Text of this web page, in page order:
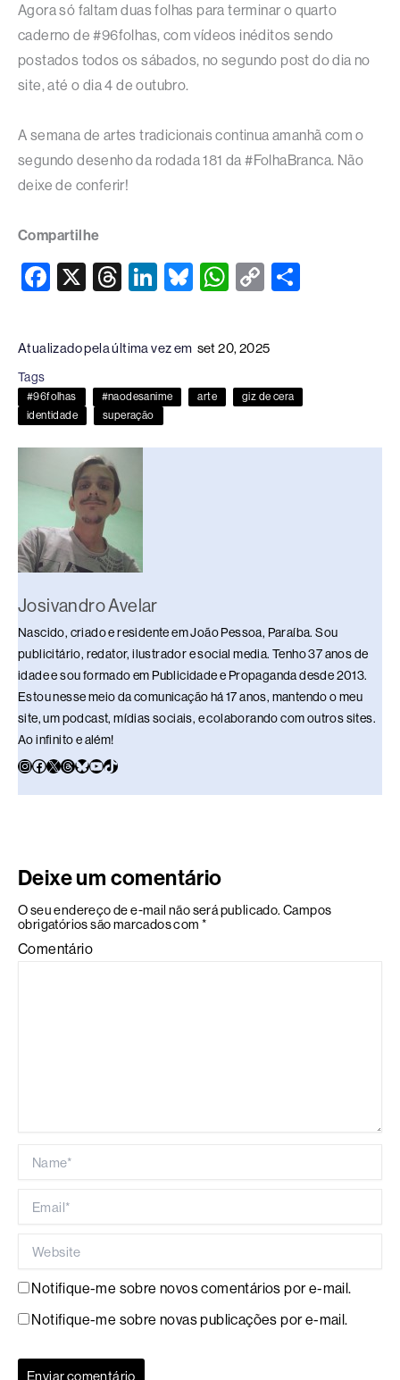
Agora só faltam duas folhas para terminar o quarto
caderno de #96folhas, com vídeos inéditos sendo
postados todos os sábados, no segundo post do dia no
site, até o dia 4 de outubro.
A semana de artes tradicionais continua amanhã com o
segundo desenho da rodada 181 da #FolhaBranca. Não
deixe de conferir!
Compartilhe
F
c
e
b
o
o
X
T
e
a
d
s
Li
e
dI
n
Bl
sk
y
W
at
s
A
p
C
p
y
Li
k
Atualizado pela última vez em set 20, 2025
Tags
#96folhas #naodesanime arte
giz de cera
identidade
superação
Josivandro Avelar
Nascido, criado e residente em João Pessoa, Paraíba. Sou
publicitário, redator, ilustrador e social media. Tenho 37 anos de
idade e sou formado em Publicidade e Propaganda desde 2013.
Estou nesse meio da comunicação há 17 anos, mantendo o meu
site, um podcast, mídias sociais, e colaborando com outros sites.
Ao infinito e além!
Deixe um comentário
O seu endereço de e-mail não será publicado. Campos
obrigatórios são marcados com *
Comentário
Notifique-me sobre novos comentários por e-mail.
Notifique-me sobre novas publicações por e-mail.